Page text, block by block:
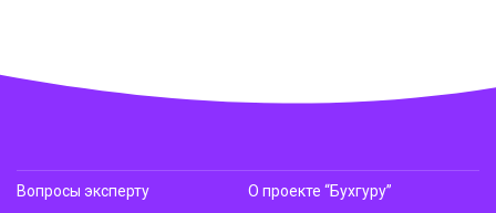
Вопросы эксперту
О проекте “Бухгуру”